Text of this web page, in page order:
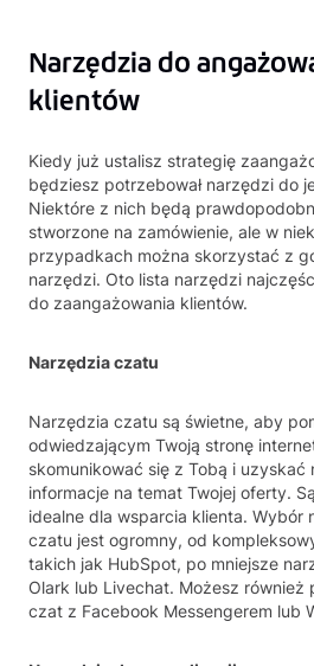
Narzędzia do
klientów
Kiedy już ustalisz strategię
będziesz potrzebował narzędzi do
Niektóre z nich będą
stworzone na zamówienie, ale w
przypadkach można skorzystać z
narzędzi. Oto lista narzędzi
do zaangażowania klientów.
Narzędzia czatu
Narzędzia czatu są świetne, aby
odwiedzającym Twoją stronę
skomunikować się z Tobą i uzyskać
informacje na temat Twojej oferty.
idealne dla wsparcia klienta. Wybór
czatu jest ogromny, od
takich jak HubSpot, po mniejsze
Olark lub Livechat. Możesz również
czat z Facebook Messengerem lub